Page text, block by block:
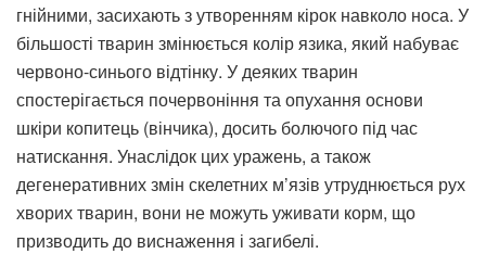
гнійними, засихають з утворенням кірок навколо носа. У
більшості тварин змінюється колір язика, який набуває
червоно-синього відтінку. У деяких тварин
спостерігається почервоніння та опухання основи
шкіри копитець (вінчика), досить болючого під час
натискання. Унаслідок цих уражень, а також
дегенеративних змін скелетних м’язів утруднюється рух
хворих тварин, вони не можуть уживати корм, що
призводить до виснаження і загибелі.